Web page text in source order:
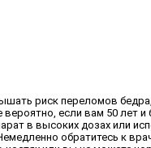
риск переломов бедра,
если вам 50 лет и
в высоких дозах или
обратитесь к